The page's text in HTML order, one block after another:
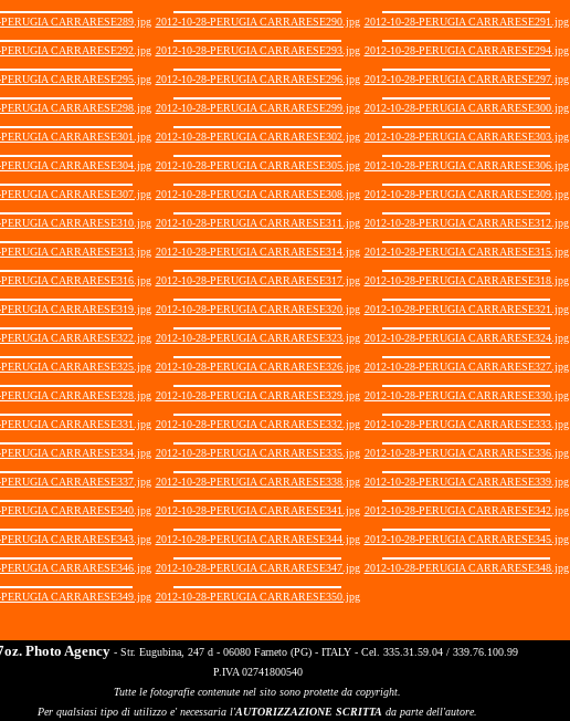
PERUGIA CARRARESE289.jpg 2012-10-28-PERUGIA CARRARESE290.jpg 2012-10-28-PERUGIA CARRARESE291.jpg
PERUGIA CARRARESE292.jpg 2012-10-28-PERUGIA CARRARESE293.jpg 2012-10-28-PERUGIA CARRARESE294.jpg
PERUGIA CARRARESE295.jpg 2012-10-28-PERUGIA CARRARESE296.jpg 2012-10-28-PERUGIA CARRARESE297.jpg
PERUGIA CARRARESE298.jpg 2012-10-28-PERUGIA CARRARESE299.jpg 2012-10-28-PERUGIA CARRARESE300.jpg
PERUGIA CARRARESE301.jpg 2012-10-28-PERUGIA CARRARESE302.jpg 2012-10-28-PERUGIA CARRARESE303.jpg
PERUGIA CARRARESE304.jpg 2012-10-28-PERUGIA CARRARESE305.jpg 2012-10-28-PERUGIA CARRARESE306.jpg
PERUGIA CARRARESE307.jpg 2012-10-28-PERUGIA CARRARESE308.jpg 2012-10-28-PERUGIA CARRARESE309.jpg
PERUGIA CARRARESE310.jpg 2012-10-28-PERUGIA CARRARESE311.jpg 2012-10-28-PERUGIA CARRARESE312.jpg
PERUGIA CARRARESE313.jpg 2012-10-28-PERUGIA CARRARESE314.jpg 2012-10-28-PERUGIA CARRARESE315.jpg
PERUGIA CARRARESE316.jpg 2012-10-28-PERUGIA CARRARESE317.jpg 2012-10-28-PERUGIA CARRARESE318.jpg
PERUGIA CARRARESE319.jpg 2012-10-28-PERUGIA CARRARESE320.jpg 2012-10-28-PERUGIA CARRARESE321.jpg
PERUGIA CARRARESE322.jpg 2012-10-28-PERUGIA CARRARESE323.jpg 2012-10-28-PERUGIA CARRARESE324.jpg
PERUGIA CARRARESE325.jpg 2012-10-28-PERUGIA CARRARESE326.jpg 2012-10-28-PERUGIA CARRARESE327.jpg
PERUGIA CARRARESE328.jpg 2012-10-28-PERUGIA CARRARESE329.jpg 2012-10-28-PERUGIA CARRARESE330.jpg
PERUGIA CARRARESE331.jpg 2012-10-28-PERUGIA CARRARESE332.jpg 2012-10-28-PERUGIA CARRARESE333.jpg
PERUGIA CARRARESE334.jpg 2012-10-28-PERUGIA CARRARESE335.jpg 2012-10-28-PERUGIA CARRARESE336.jpg
PERUGIA CARRARESE337.jpg 2012-10-28-PERUGIA CARRARESE338.jpg 2012-10-28-PERUGIA CARRARESE339.jpg
PERUGIA CARRARESE340.jpg 2012-10-28-PERUGIA CARRARESE341.jpg 2012-10-28-PERUGIA CARRARESE342.jpg
PERUGIA CARRARESE343.jpg 2012-10-28-PERUGIA CARRARESE344.jpg 2012-10-28-PERUGIA CARRARESE345.jpg
PERUGIA CARRARESE346.jpg 2012-10-28-PERUGIA CARRARESE347.jpg 2012-10-28-PERUGIA CARRARESE348.jpg
PERUGIA CARRARESE349.jpg 2012-10-28-PERUGIA CARRARESE350.jpg
Photo Agency - Str. Eugubina, 247 d - 06080 Farneto (PG) - ITALY - Cel. 335.31.59.04 / 339.76.100.99
P.IVA 02741800540
Tutte le fotografie contenute nel sito sono protette da copyright.
Per qualsiasi tipo di utilizzo e' necessaria l'AUTORIZZAZIONE SCRITTA da parte dell'autore.